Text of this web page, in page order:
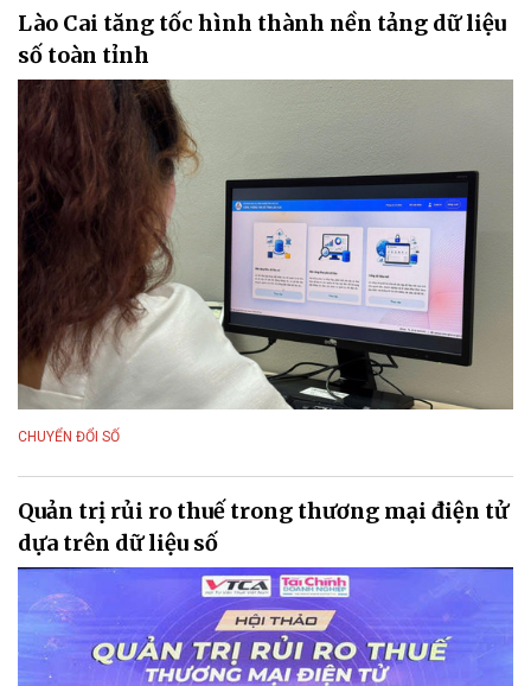
Lào Cai tăng tốc hình thành nền tảng dữ liệu
số toàn tỉnh
CHUYỂN ĐỔI SỐ
Quản trị rủi ro thuế trong thương mại điện tử
dựa trên dữ liệu số